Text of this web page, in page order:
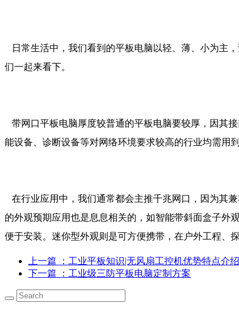
日常生活中，我们看到的平板电脑以轻、薄、小为主
们一起来看下。
带网口平板电脑厚度较普通的平板电脑要较厚，因其
能设备、诊断设备等对网络环境要求较高的行业均需用
在行业应用中，我们通常都会主推千兆网口，因为其
的外观预期应用也是息息相关的，如智能带斜面盒子外
便于安装。迷你型外观则是可方便携带，在户外工程、
上一篇
：工业平板知识|无风扇工控机优势特点介绍
下一篇
：工业级三防平板电脑定制方案